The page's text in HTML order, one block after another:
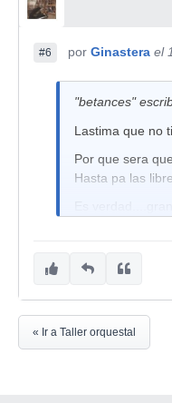
#6 por Ginastera el
"betances"
Lastima que no
Por que sera
Hasta pa las
Es
« Ir a Taller orquestal